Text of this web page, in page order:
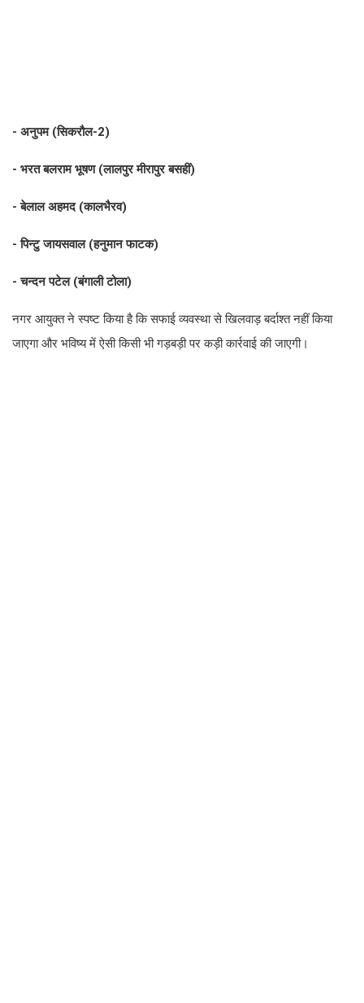
- अनुपम (सिकरौल-2)
- भरत बलराम भूषण (लालपुर मीरापुर बसहीं)
- बेलाल अहमद (कालभैरव)
- पिन्टु जायसवाल (हनुमान फाटक)
- चन्दन पटेल (बंगाली टोला)
नगर आयुक्त ने स्पष्ट किया है कि सफाई व्यवस्था से खिलवाड़ बर्दाश्त नहीं किया
जाएगा और भविष्य में ऐसी किसी भी गड़बड़ी पर कड़ी कार्रवाई की जाएगी।